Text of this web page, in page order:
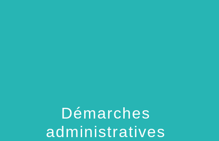
Démarches
administratives